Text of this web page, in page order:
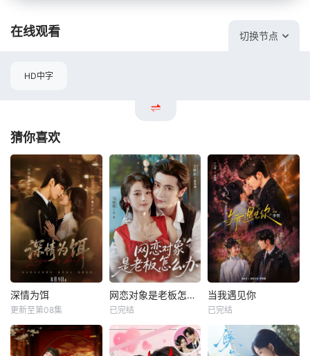
在线观看 切换节点
HD中字
猜你喜欢
深情为饵
更新至第08集
网恋对象是老板怎么办
已完结
当我遇见你
已完结